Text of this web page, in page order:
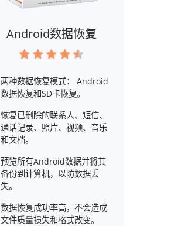
Android数据恢复
两种数据恢复模式： Android
数据恢复和SD卡恢复。
恢复已删除的联系人、短信、
通话记录、照片、视频、音乐
和文档。
预览所有Android数据并将其
备份到计算机，以防数据丢
失。
数据恢复成功率高，不会造成
文件质量损失和格式改变。